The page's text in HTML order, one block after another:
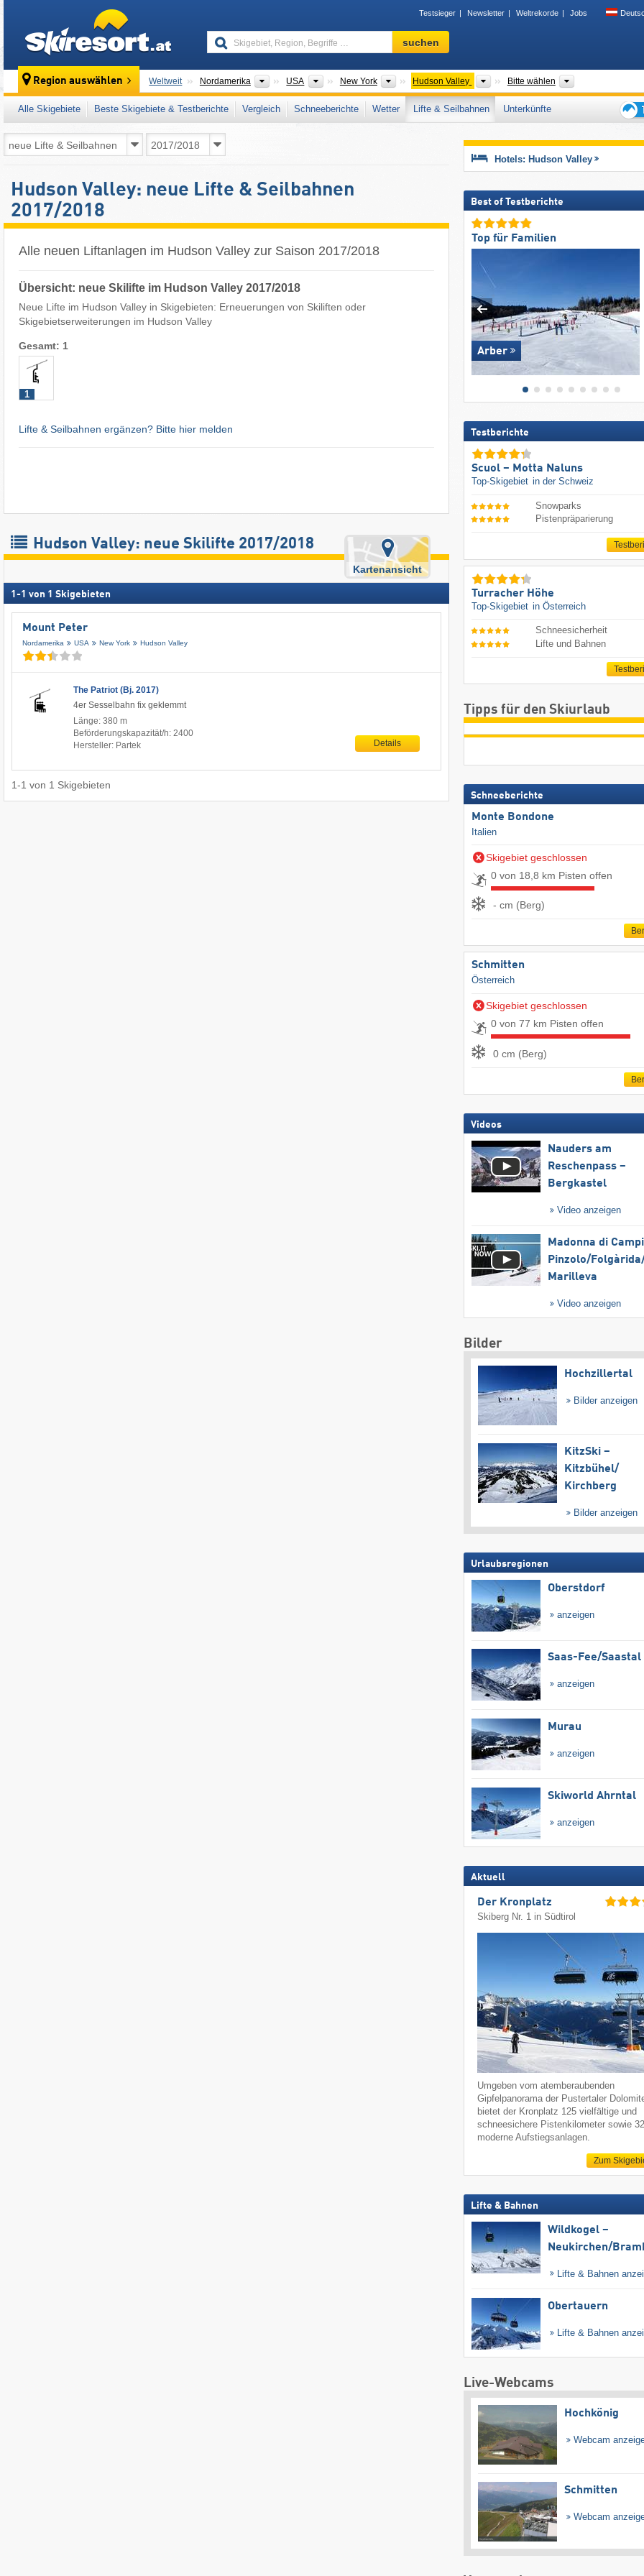
Testsieger Newsletter Weltrekorde Jobs
Skigebiet,
Region,
…
suchen
Region auswählen Weltweit Nordamerika Kontinente
USA LänderNew York Bundesstaaten
Hudson Valley Tourismusregionen
Bitte wählen
Alle Skigebiete Beste Skigebiete & Testberichte Vergleich Schneeberichte Wetter Lifte & Seilbahnen
Unterkünfte
für
Hudson Valley: neue Lifte & Seilbahnen
2017/2018
Alle neuen Liftanlagen im Hudson Valley zur Saison 2017/2018
Übersicht: neue Skilifte im Hudson Valley 2017/2018
Neue Lifte im Hudson Valley in Skigebieten: Erneuerungen von Skiliften oder
Skigebietserweiterungen im Hudson Valley
Gesamt: 1
1
Lifte & Seilbahnen ergänzen? Bitte hier melden
Hudson Valley: neue Skilifte 2017/2018
Kartenansicht
1 -1 von 1 Skigebieten
Mount Peter
Nordamerika USA New York Hudson Valley
The Patriot (Bj. 2017)
4er Sesselbahn fix geklemmt
Länge: 380 m
Beförderungskapazität/h: 2400
Hersteller: Partek
Details
1-1 von 1 Skigebieten
Hotels: Hudson Valley
Best of Testberichte
Top für Familien
Arber
Testberichte
Scuol – Motta Naluns
Top-Skigebiet in der Schweiz
Snowparks
Pistenpräparierung
Turracher Höhe
Top-Skigebiet in Österreich
Schneesicherheit
Lifte und Bahnen
Tipps für den Skiurlaub
Schneeberichte
Monte Bondone
Italien
Skigebiet geschlossen
0 von 18,8 km Pisten offen
- cm (Berg)
Schmitten
Österreich
Skigebiet geschlossen
0 von 77 km Pisten offen
0 cm (Berg)
Videos
Nauders am
Reschenpass –
Bergkastel
Video anzeigen
Madonna di
Pinzolo/​
Marilleva
Video anzeigen
Bilder
Hochzillertal
Bilder anzeigen
KitzSki –
Kitzbühel/​
Kirchberg
Bilder anzeigen
Urlaubsregionen
Oberstdorf
anzeigen
Saas-Fee/​Saastal
anzeigen
Murau
anzeigen
Skiworld Ahrntal
anzeigen
Aktuell
Der Kronplatz
Skiberg Nr. 1 in Südtirol
Umgeben vom atemberaubenden
Gipfelpanorama der Pustertaler
bietet der Kronplatz 125 vielfältige und
schneesichere Pistenkilometer sowie 32
moderne Aufstiegsanlagen.
Zum
Lifte & Bahnen
Wildkogel –
Neukirchen/​
Lifte & Bahnen
Obertauern
Lifte & Bahnen
Live-Webcams
Hochkönig
Webcam
Schmitten
Webcam